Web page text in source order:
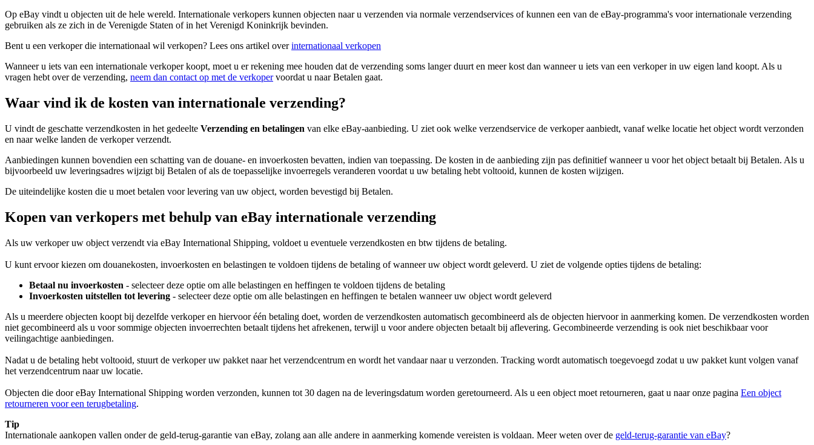
Op eBay vindt u objecten uit de hele wereld. Internationale verkopers kunnen objecten naar u verzenden via normale verzendservices of kunnen een van de eBay-programma's voor internationale verzending
gebruiken als ze zich in de Verenigde Staten of in het Verenigd Koninkrijk bevinden.
Bent u een verkoper die internationaal wil verkopen? Lees ons artikel overinternationaal verkopen
Wanneer u iets van een internationale verkoper koopt, moet u er rekening mee houden dat de verzending soms langer duurt en meer kost dan wanneer u iets van een verkoper in uw eigen land koopt. Als u
vragen hebt over de verzending, neem dan contact op met de verkopervoordat u naar Betalen gaat.
Waar vind ik de kosten van internationale verzending?
U vindt de geschatte verzendkosten in het gedeelte Verzending en betalingen van elke eBay-aanbieding. U ziet ook welke verzendservice de verkoper aanbiedt, vanaf welke locatie het object wordt verzonden
en naar welke landen de verkoper verzendt.
Aanbiedingen kunnen bovendien een schatting van de douane- en invoerkosten bevatten, indien van toepassing. De kosten in de aanbieding zijn pas definitief wanneer u voor het object betaalt bij Betalen. Als u
bijvoorbeeld uw leveringsadres wijzigt bij Betalen of als de toepasselijke invoerregels veranderen voordat u uw betaling hebt voltooid, kunnen de kosten wijzigen.
De uiteindelijke kosten die u moet betalen voor levering van uw object, worden bevestigd bij Betalen.
Kopen van verkopers met behulp van eBay internationale verzending
Als uw verkoper uw object verzendt via eBay International Shipping, voldoet u eventuele verzendkosten en btw tijdens de betaling.
U kunt ervoor kiezen om douanekosten, invoerkosten en belastingen te voldoen tijdens de betaling of wanneer uw object wordt geleverd. U ziet de volgende opties tijdens de betaling:
Betaal nu invoerkosten - selecteer deze optie om alle belastingen en heffingen te voldoen tijdens de betaling
Invoerkosten uitstellen tot levering - selecteer deze optie om alle belastingen en heffingen te betalen wanneer uw object wordt geleverd
Als u meerdere objecten koopt bij dezelfde verkoper en hiervoor één betaling doet, worden de verzendkosten automatisch gecombineerd als de objecten hiervoor in aanmerking komen. De verzendkosten worden
niet gecombineerd als u voor sommige objecten invoerrechten betaalt tijdens het afrekenen, terwijl u voor andere objecten betaalt bij aflevering. Gecombineerde verzending is ook niet beschikbaar voor
veilingachtige aanbiedingen.
Nadat u de betaling hebt voltooid, stuurt de verkoper uw pakket naar het verzendcentrum en wordt het vandaar naar u verzonden. Tracking wordt automatisch toegevoegd zodat u uw pakket kunt volgen vanaf
het verzendcentrum naar uw locatie.
Objecten die door eBay International Shipping worden verzonden, kunnen tot 30 dagen na de leveringsdatum worden geretourneerd. Als u een object moet retourneren, gaat u naar onze pagina Een object
retourneren voor een terugbetaling.
Tip
Internationale aankopen vallen onder de geld-terug-garantie van eBay, zolang aan alle andere in aanmerking komende vereisten is voldaan. Meer weten over de geld-terug-garantie van eBay?